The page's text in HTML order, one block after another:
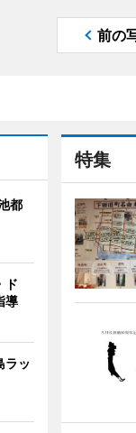
前の
特集
都
ド
導
ラッ